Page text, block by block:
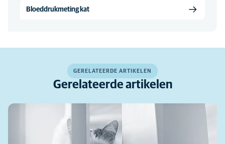
Bloeddrukmeting kat
GERELATEERDE ARTIKELEN
Gerelateerde artikelen